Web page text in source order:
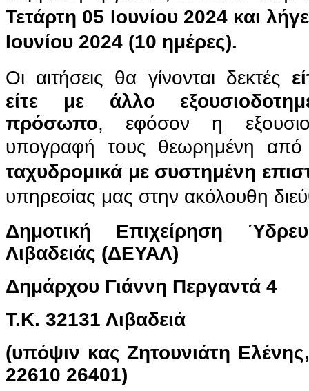
Τετάρτη 05 Ιουνίου 2024 και
Ιουνίου 2024 (10 ημέρες).
Οι αιτήσεις θα γίνονται δεκτές
είτε με άλλο
πρόσωπο, εφόσον η
υπογραφή τους θεωρημένη
ταχυδρομικά με συστημένη
υπηρεσίας μας στην ακόλουθη
Δημοτική Επιχείρηση
Λιβαδειάς (ΔΕΥΑΛ)
Δημάρχου Γιάννη Περγαντά 4
Τ.Κ. 32131 Λιβαδειά
(υπόψιν κας Ζητουνιάτη
22610 26401)